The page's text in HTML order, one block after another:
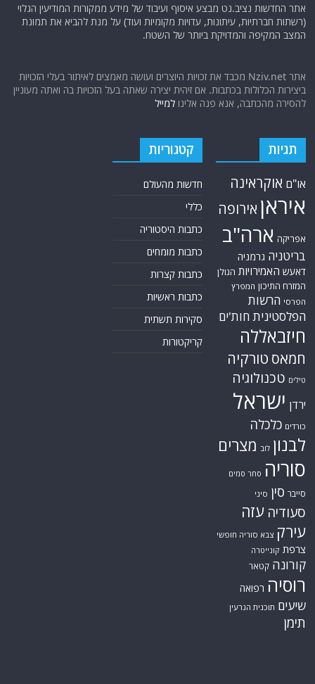
אתר החדשות נציב.נט מבצע איסוף ועיבוד של מידע ממקורות המודיעין הגלוי
(רשתות חברתיות, עיתונות, עדויות מקומיות ועוד) על מנת להביא את תמונת
המצב המקיפה והמדויקת ביותר של השטח.
אתר Nziv.net מכבד את זכויות היוצרים ועושה מאמצים לאיתור בעלי הזכויות
ביצירות הכלולות בכתבות. אם זיהית יצירה שאתה בעל הזכויות בה ואתה מעוניין
להסירה מהכתבה, אנא פנה אלינולמייל
תגיות
או"ם אוקראינה
איראן אירופה
אפריקה ארה"ב
בריטניה גרמניה
דאעש האמירויות הגולן
המזרח התיכון המפרץ
הפרסי הרשות
הפלסטינית חות'ים
חיזבאללה
חמאס טורקיה
טילים טכנולוגיה
ירדן ישראל
כורדים כלכלה
לבנון לוב מצרים
סוריה סחר סמים
סייבר סין סיני
סעודיה עזה
עירק צבא סוריה חופשי
צרפת קונייטרה
קורונה קטאר
רוסיה רפואה
שיעים תוכנית הגרעין
תימן
קטגוריות
חדשות מהעולם
כללי
כתבות היסטוריה
כתבות מומחים
כתבות קצרות
כתבות ראשיות
סקירות תשתית
קריקטורות